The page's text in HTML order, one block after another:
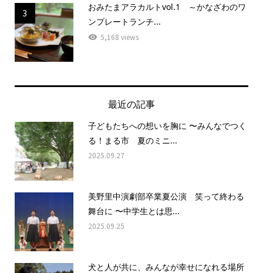
3
おみたまアラカルトvol.1 ～かなざわのワ
ンプレートランチ...
5,168 views
最近の記事
子どもたちへの想いを胸に 〜みんなでつく
る！まる市 夏のミニ...
2025.09.27
美野里中演劇部卒業夏公演 笑って終わる
舞台に 〜中学生とは思...
2025.09.25
犬と人が共に、みんなが幸せになれる場所